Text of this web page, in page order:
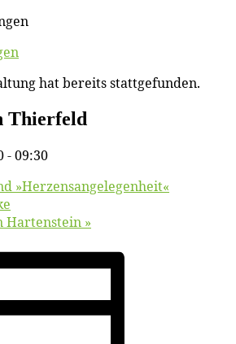
hat bereits stattgefunden.
Thierfeld
-09:30
»Her­zens­an­ge­le­gen­heit«
Hartenstein »